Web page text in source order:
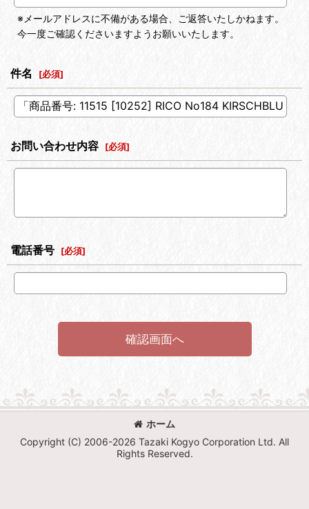
※メールアドレスに不備がある場合、ご返答いたしかねます。
今一度ご確認くださいますようお願いいたします。
件名 [必須]
お問い合わせ内容 [必須]
電話番号 [必須]
確認画面へ
ホーム
Copyright (C) 2006-2026 Tazaki Kogyo Corporation Ltd. All
Rights Reserved.